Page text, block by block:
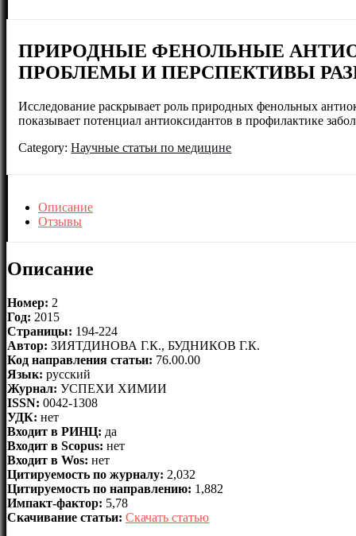
ПРИРОДНЫЕ ФЕНОЛЬНЫЕ
ПРОБЛЕМЫ И ПЕРСПЕКТИВЫ
Исследование раскрывает роль природных фенольных
показывает потенциал антиоксидантов в профилактике
Category:Научные статьи по медицине
Описание
Отзывы
Описание
Номер: 2
Год: 2015
Страницы: 194-224
Автор: ЗИЯТДИНОВА Г.К., БУДНИКОВ Г.К.
Код направления статьи: 76.00.00
Язык: русский
Журнал: УСПЕХИ ХИМИИ
ISSN: 0042-1308
УДК: нет
Входит в РИНЦ: да
Входит в Scopus: нет
Входит в Wos: нет
Цитируемость по журналу: 2,032
Цитируемость по направлению: 1,882
Импакт-фактор: 5,78
Скачивание статьи: Скачать статью